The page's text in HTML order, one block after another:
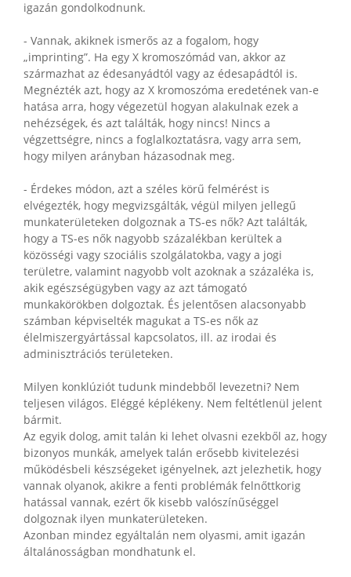
igazán gondolkodnunk.
- Vannak, akiknek ismerős az a fogalom, hogy
„imprinting”. Ha egy X kromoszómád van, akkor az
származhat az édesanyádtól vagy az édesapádtól is.
Megnézték azt, hogy az X kromoszóma eredetének van-e
hatása arra, hogy végezetül hogyan alakulnak ezek a
nehézségek, és azt találták, hogy nincs! Nincs a
végzettségre, nincs a foglalkoztatásra, vagy arra sem,
hogy milyen arányban házasodnak meg.
- Érdekes módon, azt a széles körű felmérést is
elvégezték, hogy megvizsgálták, végül milyen jellegű
munkaterületeken dolgoznak a TS-es nők? Azt találták,
hogy a TS-es nők nagyobb százalékban kerültek a
közösségi vagy szociális szolgálatokba, vagy a jogi
területre, valamint nagyobb volt azoknak a százaléka is,
akik egészségügyben vagy az azt támogató
munkakörökben dolgoztak. És jelentősen alacsonyabb
számban képviselték magukat a TS-es nők az
élelmiszergyártással kapcsolatos, ill. az irodai és
adminisztrációs területeken.
Milyen konklúziót tudunk mindebből levezetni? Nem
teljesen világos. Eléggé képlékeny. Nem feltétlenül jelent
bármit.
Az egyik dolog, amit talán ki lehet olvasni ezekből az, hogy
bizonyos munkák, amelyek talán erősebb kivitelezési
működésbeli készségeket igényelnek, azt jelezhetik, hogy
vannak olyanok, akikre a fenti problémák felnőttkorig
hatással vannak, ezért ők kisebb valószínűséggel
dolgoznak ilyen munkaterületeken.
Azonban mindez egyáltalán nem olyasmi, amit igazán
általánosságban mondhatunk el.